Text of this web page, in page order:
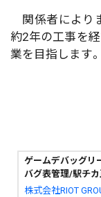
関係者により
約2年の工事を経
業を目指します。
ゲームデバッグリ
バグ表管理/駅チカ
株式会社RIOT